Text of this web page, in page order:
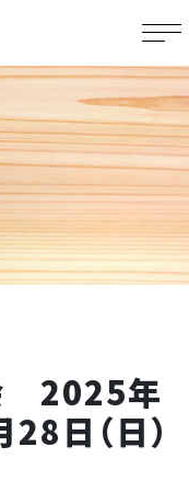
2025年
日（日）